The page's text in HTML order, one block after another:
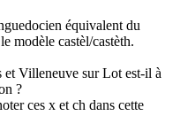
équivalent du
modèle castèl/castèth.
et Villeneuve sur Lot est-il à
?
ces x et ch dans cette